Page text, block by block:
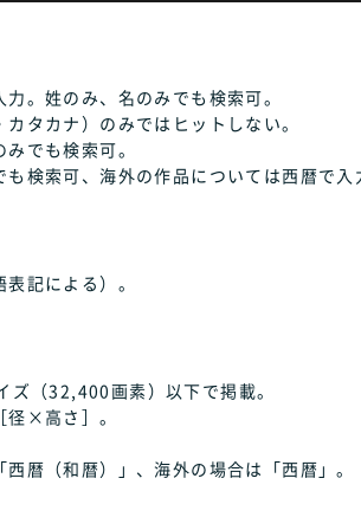
。姓のみ、名のみでも検索可。
タカナ）のみではヒットしない。
でも検索可。
検索可、海外の作品については西暦で入
記による）。
（32,400画素）以下で掲載。
×高さ］。
暦（和暦）」、海外の場合は「西暦」。